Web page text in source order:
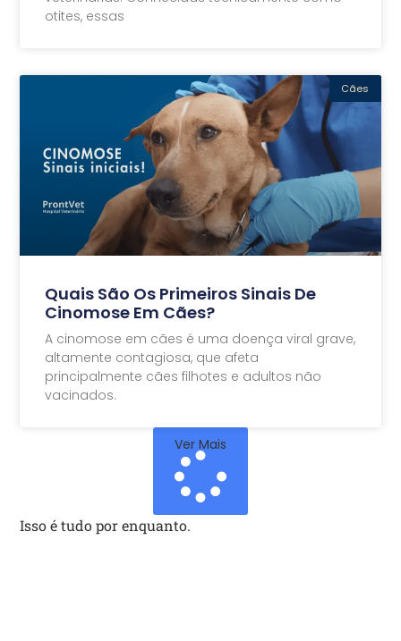
otites, essas
Cães
Quais São Os Primeiros Sinais De
Cinomose Em Cães?
A cinomose em cães é uma doença viral grave,
altamente contagiosa, que afeta
principalmente cães filhotes e adultos não
vacinados.
Ver Mais
Isso é tudo por enquanto.